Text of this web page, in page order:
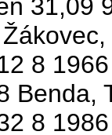
31,09
8
Benda,
8